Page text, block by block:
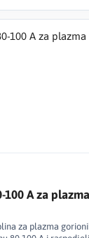
A za
za plazma